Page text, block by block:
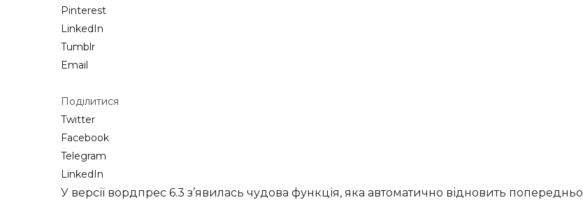
Pinterest
LinkedIn
Tumblr
Email
Поділитися
Twitter
Facebook
Telegram
LinkedIn
У версії вордпрес 6.3 з’явилась чудова функція, яка автоматично відновить попередньо